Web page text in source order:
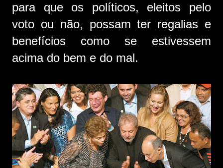
para que os políticos, eleitos pelo
voto ou não, possam ter regalias e
benefícios como se estivessem
acima do bem e do mal.